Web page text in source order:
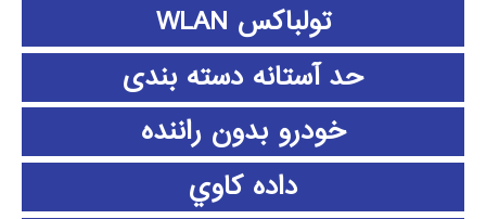
تولباکس WLAN
حد آستانه دسته بندی
خودرو بدون راننده
داده كاوي